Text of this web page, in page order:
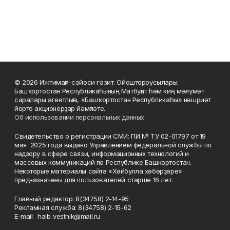
© 2026 Ижтимағи-сәйәси гәзит. Ойоштороусылары:
Башҡортостан Республикаһының Матбуғат һәм киң мәғлүмәт
саралары агентлығы, «Башҡортостан Республикаһы» нәшриәт
йорто акционерҙар йәмғиәте.
Об использовании персональных данных
Свидетельство о регистрации СМИ: ПИ № ТУ 02-01797 от 19
мая 2025 года выдано Управлением федеральной службы по
надзору в сфере связи, информационных технологий и
массовых коммуникаций по Республике Башкортостан.
Некоторые материалы сайта «Хәйбулла хәбәрҙәре»
предназначены для пользователей старше 16 лет.
Главный редактор: 8(34758) 2-14-95
Рекламная служба: 8(34758) 2-15-62
Е-mаil: haib_vestnik@mail.ru